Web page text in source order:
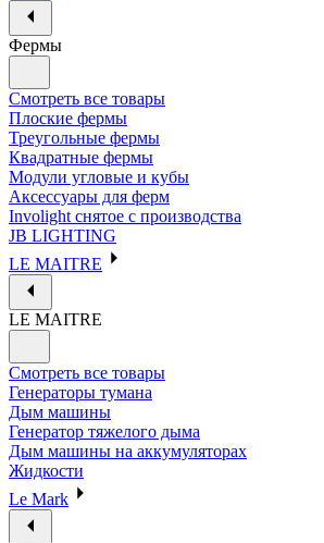
Фермы
Смотреть все товары
Плоские фермы
Треугольные фермы
Квадратные фермы
Модули угловые и кубы
Аксессуары для ферм
Involight снятое с производства
JB LIGHTING
LE MAITRE
LE MAITRE
Смотреть все товары
Генераторы тумана
Дым машины
Генератор тяжелого дыма
Дым машины на аккумуляторах
Жидкости
Le Mark